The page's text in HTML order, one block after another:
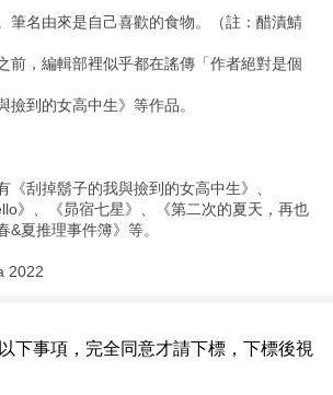
筆名由來是自己喜歡的食物。（註：醋漬鯖
前，編輯部裡似乎都在謠傳「作者絕對是個
撿到的女高中生》等作品。
《刮掉鬍子的我與撿到的女高中生》、
》、《昴宿七星》、《第二次的夏天，再也
&夏推理事件簿》等。
2022